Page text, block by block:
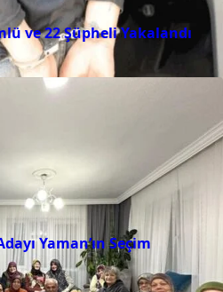
ve 22 Şüpheli Yakalandı
Yaman’ın Seçim